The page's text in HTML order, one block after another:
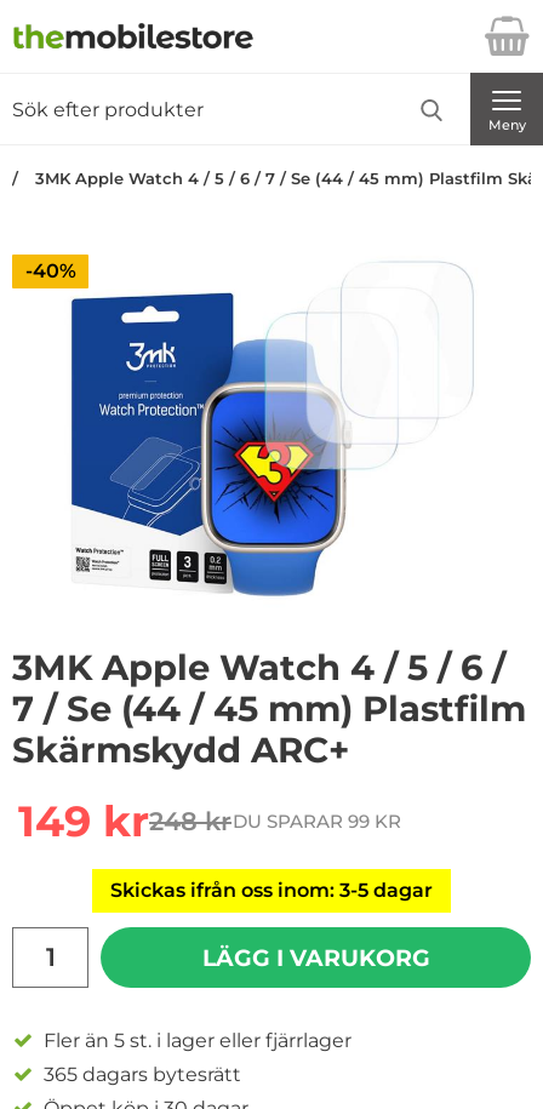
Startsidan för Danira Telecom AB
Meny
3MK Apple Watch 4 / 5 / 6 / 7 / Se (44 / 45 mm) Plastfilm
Priset är nedsatt med
-40%
3MK Apple Watch 4 / 5 / 6 /
7 / Se (44 / 45 mm) Plastfilm
Skärmskydd ARC+
rea pris
149 krtidigare pris
248 krDU SPARAR 99 KR
Skickas ifrån oss inom: 3-5 dagar
LÄGG I VARUKORG
Fler än 5 st. i lager eller fjärrlager
365 dagars bytesrätt